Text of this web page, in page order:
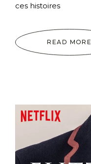
ces histoires
READ MORE